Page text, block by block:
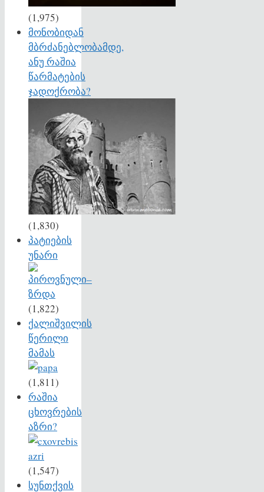
(1,975)
მონობიდან
მბრძანებლობამდე,
ანუ რაშია
წარმატების
ჯადოქრობა?
(1,830)
პატიების
უნარი
(1,822)
ქალიშვილის
წერილი
მამას
(1,811)
რაშია
ცხოვრების
აზრი?
(1,547)
სუნთქვის